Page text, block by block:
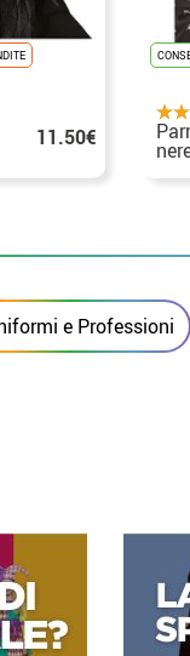
11.50€
e Professioni